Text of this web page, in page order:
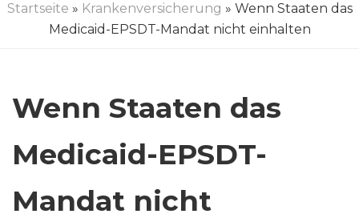
Startseite » Krankenversicherung » Wenn Staaten das
Medicaid-EPSDT-Mandat nicht einhalten
Wenn Staaten das
Medicaid-EPSDT-
Mandat nicht